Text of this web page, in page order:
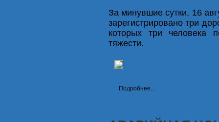
За минувшие сутки, 16
зарегистрировано три
которых три человека
тяжести.
Подробнее...